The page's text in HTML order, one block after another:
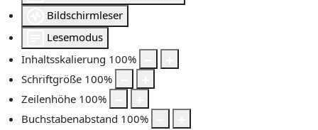
Bildschirmleser
Lesemodus
Inhaltsskalierung 100%
Schriftgröße 100%
Zeilenhöhe 100%
Buchstabenabstand 100%